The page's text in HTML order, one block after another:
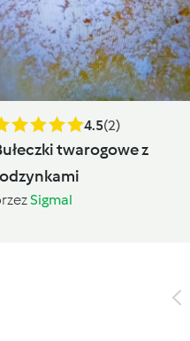
4.5(2)
twarogowe z
Sigmal